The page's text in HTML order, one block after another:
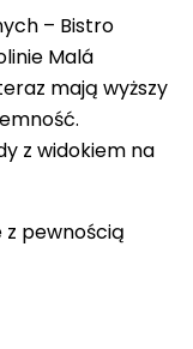
– Bistro
Malá
mają wyższy
z widokiem na
pewnością